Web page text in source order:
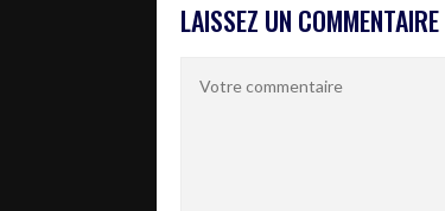
LAISSEZ UN COMMENTAIRE